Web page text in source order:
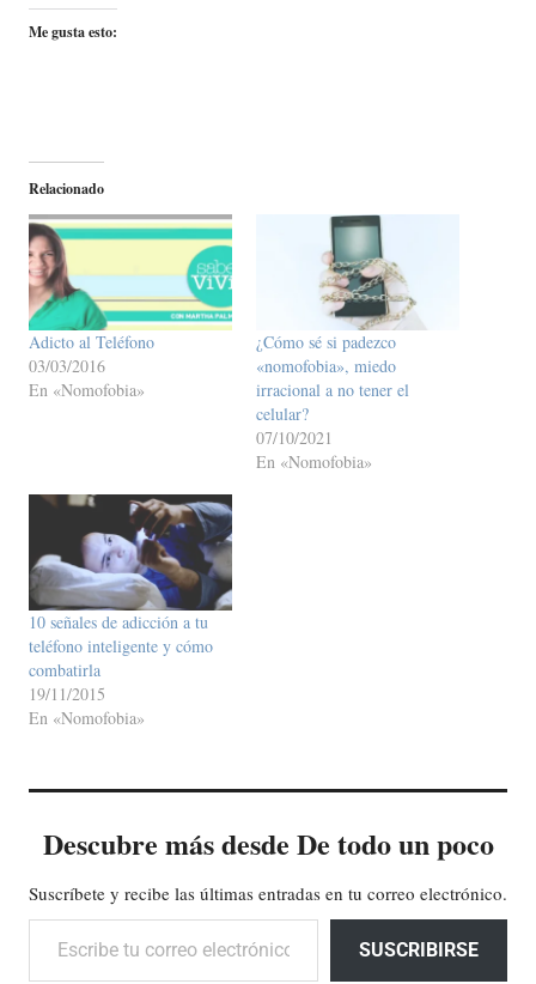
Me gusta esto:
Relacionado
Adicto al Teléfono
03/03/2016
En «Nomofobia»
¿Cómo sé si padezco
«nomofobia», miedo
irracional a no tener el
celular?
07/10/2021
En «Nomofobia»
10 señales de adicción a tu
teléfono inteligente y cómo
combatirla
19/11/2015
En «Nomofobia»
Descubre más desde De todo un poco
Suscríbete y recibe las últimas entradas en tu correo electrónico.
Escribe tu correo electrónico…
SUSCRIBIRSE